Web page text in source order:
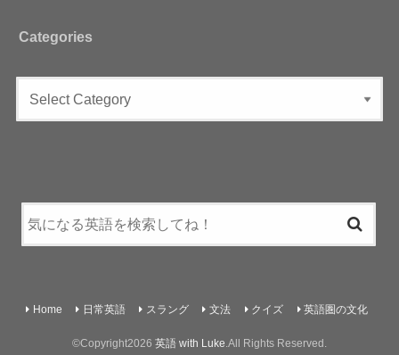
Categories
Home 日常英語 スラング 文法 クイズ 英語圏の文化
©Copyright2026 英語 with Luke .All Rights Reserved.